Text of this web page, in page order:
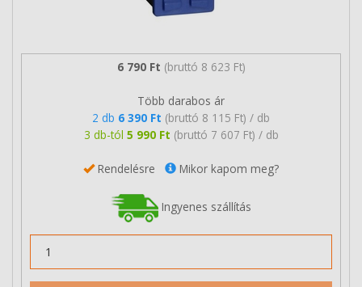
6 790 Ft (bruttó 8 623 Ft)
Több darabos ár
2 db 6 390 Ft (bruttó 8 115 Ft) / db
3 db-tól 5 990 Ft (bruttó 7 607 Ft) / db
Rendelésre Mikor kapom meg?
Ingyenes szállítás